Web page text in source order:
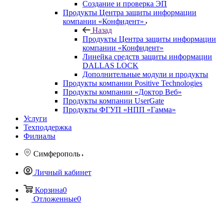
Создание и проверка ЭП
Продукты Центра защиты информации
компании «Конфидент»
Назад
Продукты Центра защиты информации
компании «Конфидент»
Линейка средств защиты информации
DALLAS LOCK
Дополнительные модули и продукты
Продукты компании Positive Technologies
Продукты компании «Доктор Веб»
Продукты компании UserGate
Продукты ФГУП «НПП «Гамма»
Услуги
Техподдержка
Филиалы
Симферополь
Личный кабинет
Корзина0
Отложенные0